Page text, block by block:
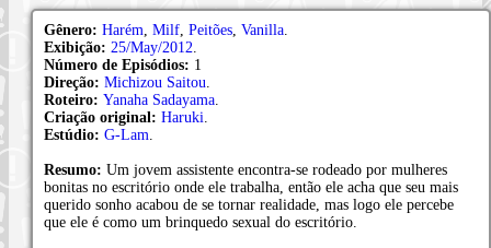
Gênero: Harém Milf Peitões Vanilla
Exibição: 25/May/2012
Número de Episódios: 1
Direção: Michizou Saitou
Roteiro: Yanaha Sadayama
Criação original: Haruki
Estúdio: G-Lam
Resumo: Um jovem assistente encontra-se rodeado por mulheres
bonitas no escritório onde ele trabalha, então ele acha que seu mais
querido sonho acabou de se tornar realidade, mas logo ele percebe
que ele é como um brinquedo sexual do escritório.